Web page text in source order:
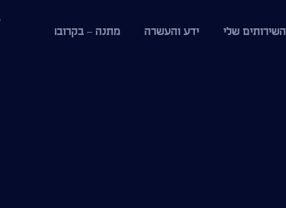
השירותים שלי ידע והעשרה מתנה – בקרוב!